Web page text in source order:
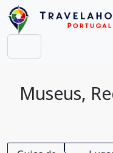
Museus,